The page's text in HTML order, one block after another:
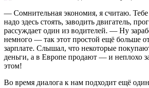
— Сомнительная экономия, я считаю.
надо здесь стоять, заводить двигатель,
рассуждает один из водителей. — Ну
немного — так этот простой ещё больше
зарплате. Слышал, что некоторые
деньги, а в Европе продают — и неплохо
этом!
Во время диалога к нам подходит ещё